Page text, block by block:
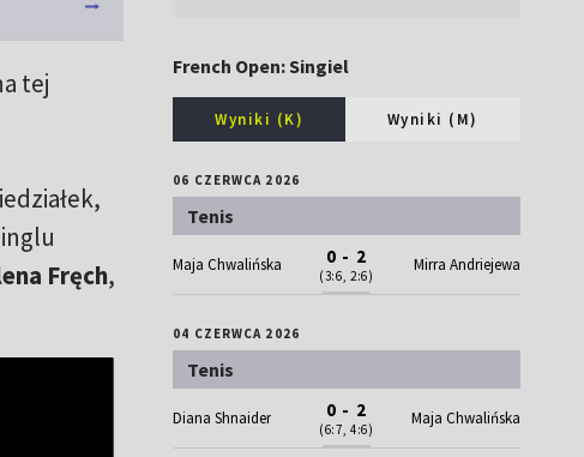
tej
Fręch,
French Open: Singiel
Wyniki (K) Wyniki (M)
06 CZERWCA 2026
Tenis
Maja Chwalińska 0 - 2
(3:6, 2:6)
Mirra Andriejewa
04 CZERWCA 2026
Tenis
Diana Shnaider 0 - 2
(6:7, 4:6)
Maja Chwalińska